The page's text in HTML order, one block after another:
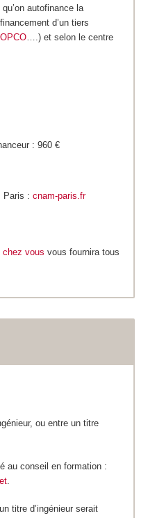
autofinance la
d’un tiers
OPCO ….) et selon le centre
: 960 €
Paris : cnam-paris.fr
chez vous vous fournira tous
ou entre un titre
au conseil en formation :
titre d’ingénieur serait